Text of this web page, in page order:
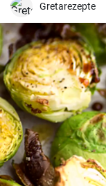
para a época de
Natal.
Gretarezepte